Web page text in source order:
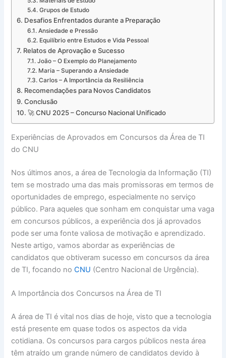
Grupos de Estudo
Desafios Enfrentados durante a Preparação
Ansiedade e Pressão
Equilíbrio entre Estudos e Vida Pessoal
Relatos de Aprovação e Sucesso
João – O Exemplo do Planejamento
Maria – Superando a Ansiedade
Carlos – A Importância da Resiliência
Recomendações para Novos Candidatos
Conclusão
🚀 CNU 2025 – Concurso Nacional Unificado
Experiências de Aprovados em Concursos da Área de TI
do CNU
Nos últimos anos, a área de Tecnologia da Informação (TI)
tem se mostrado uma das mais promissoras em termos de
oportunidades de emprego, especialmente no serviço
público. Para aqueles que sonham em conquistar uma vaga
em concursos públicos, a experiência dos já aprovados
pode ser uma fonte valiosa de motivação e aprendizado.
Neste artigo, vamos abordar as experiências de
candidatos que obtiveram sucesso em concursos da área
de TI, focando noCNU (Centro Nacional de Urgência).
A Importância dos Concursos na Área de TI
A área de TI é vital nos dias de hoje, visto que a tecnologia
está presente em quase todos os aspectos da vida
cotidiana. Os concursos para cargos públicos nesta área
têm atraído um grande número de candidatos devido à